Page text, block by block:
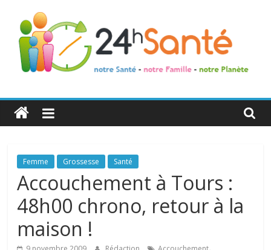
24h
Santé
La
santé
de
toute
famille
Femme Grossesse Santé
Accouchement à Tours :
48h00 chrono, retour à la
maison !